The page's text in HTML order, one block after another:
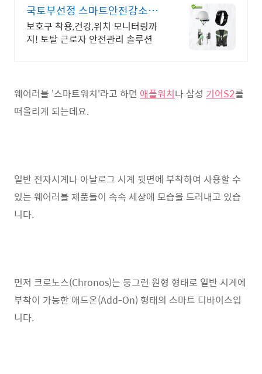
국토부선정 스마트안전강소기
업 합리적인 가격, 무료 컨설팅
보호구 착용,건강,위치 모니터링까
지! 토탈 근로자 안전관리 솔루션
웨어러블 '스마트워치'라고 하면 애플워치나 삼성 기어S2를
떠올리게 되는데요.
일반 전자시계나 아날로그 시계 뒷면에 부착하여 사용할 수
있는 웨어러블 제품들이 속속 세상에 모습을 드러내고 있습
니다.
먼저 크로노스(Chronos)는 둥그런 원형 형태로 일반 시계에
부착이 가능한 애드온(Add-On) 형태의 스마트 디바이스입
니다.